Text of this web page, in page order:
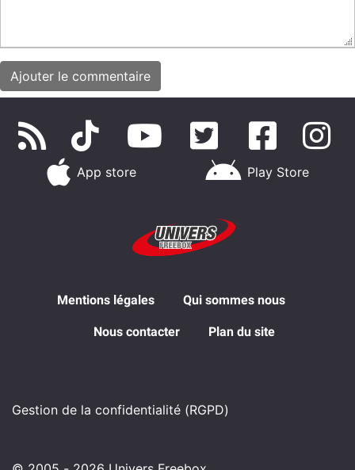
App store Play Store
Mentions légales Qui sommes nous
Nous contacter Plan du site
Gestion de la confidentialité (RGPD)